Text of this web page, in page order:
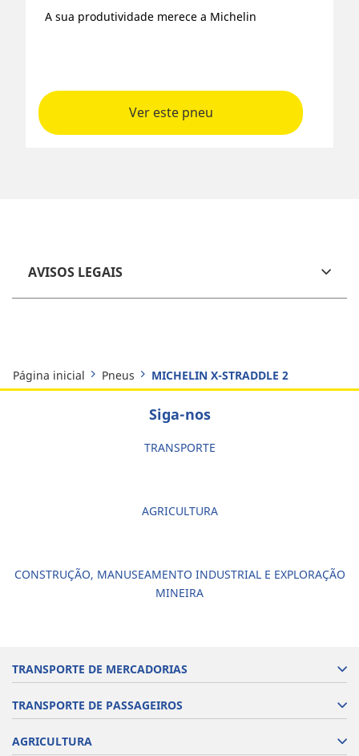
A sua produtividade merece a Michelin
Ver este pneu
AVISOS LEGAIS
Página inicial Pneus MICHELIN X-STRADDLE 2
Siga-nos
TRANSPORTE
AGRICULTURA
CONSTRUÇÃO, MANUSEAMENTO INDUSTRIAL E EXPLORAÇÃO
MINEIRA
TRANSPORTE DE MERCADORIAS
TRANSPORTE DE PASSAGEIROS
AGRICULTURA